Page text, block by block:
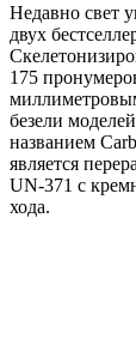
Недавно свет
двух
175
безели
названием
является
UN-371 с
хода.